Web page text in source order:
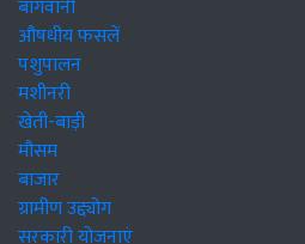
बागवानी
औषधीय फसलें
पशुपालन
मशीनरी
खेती-बाड़ी
मौसम
बाजार
ग्रामीण उद्द्योग
सरकारी योजनाएं